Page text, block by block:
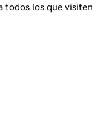
todos los que visiten